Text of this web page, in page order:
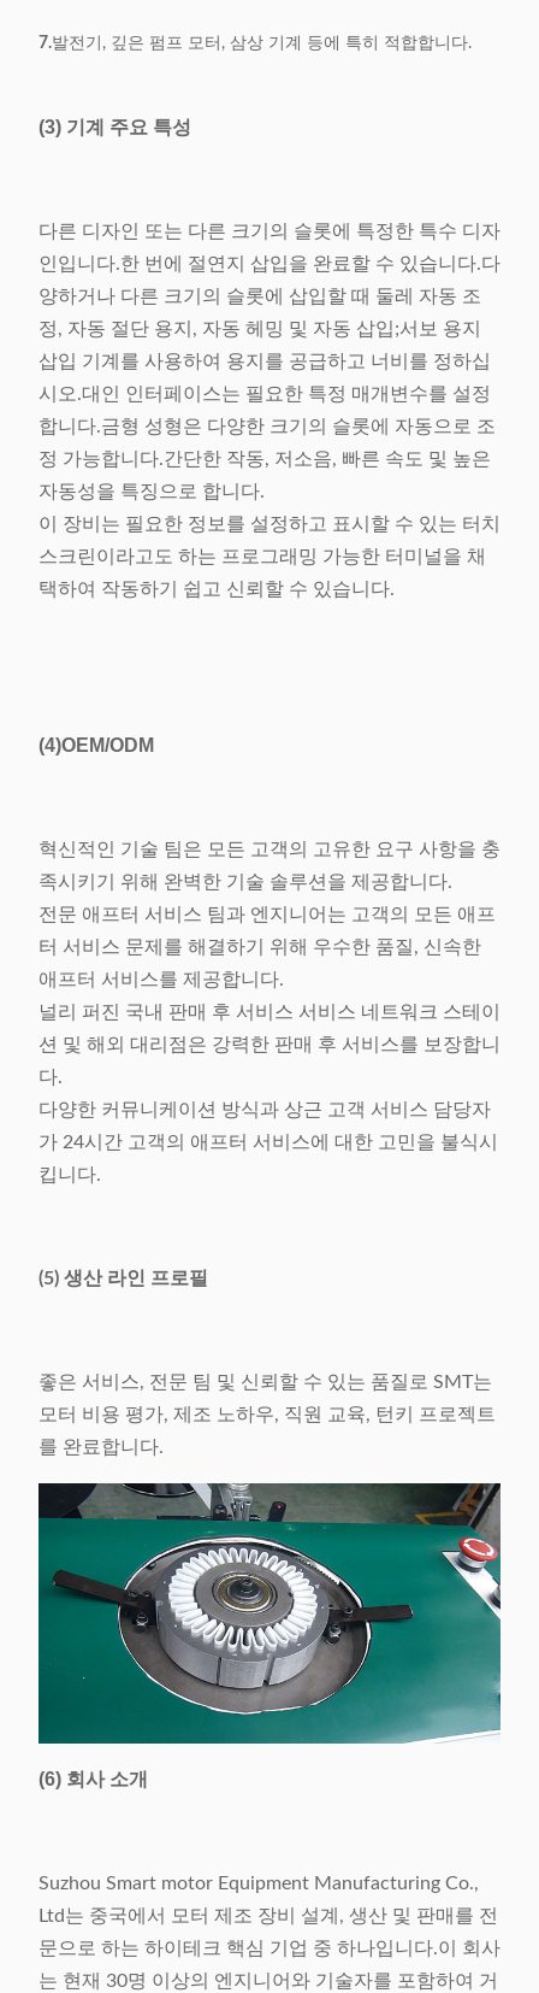
7.발전기, 깊은 펌프 모터, 삼상 기계 등에 특히 적합합니다.
(3) 기계 주요 특성
다른 디자인 또는 다른 크기의 슬롯에 특정한 특수 디자
인입니다.한 번에 절연지 삽입을 완료할 수 있습니다.다
양하거나 다른 크기의 슬롯에 삽입할 때 둘레 자동 조
정, 자동 절단 용지, 자동 헤밍 및 자동 삽입;서보 용지
삽입 기계를 사용하여 용지를 공급하고 너비를 정하십
시오.대인 인터페이스는 필요한 특정 매개변수를 설정
합니다.금형 성형은 다양한 크기의 슬롯에 자동으로 조
정 가능합니다.간단한 작동, 저소음, 빠른 속도 및 높은
자동성을 특징으로 합니다.
이 장비는 필요한 정보를 설정하고 표시할 수 있는 터치
스크린이라고도 하는 프로그래밍 가능한 터미널을 채
택하여 작동하기 쉽고 신뢰할 수 있습니다.
(4)OEM/ODM
혁신적인 기술 팀은 모든 고객의 고유한 요구 사항을 충
족시키기 위해 완벽한 기술 솔루션을 제공합니다.
전문 애프터 서비스 팀과 엔지니어는 고객의 모든 애프
터 서비스 문제를 해결하기 위해 우수한 품질, 신속한
애프터 서비스를 제공합니다.
널리 퍼진 국내 판매 후 서비스 서비스 네트워크 스테이
션 및 해외 대리점은 강력한 판매 후 서비스를 보장합니
다.
다양한 커뮤니케이션 방식과 상근 고객 서비스 담당자
가 24시간 고객의 애프터 서비스에 대한 고민을 불식시
킵니다.
(5) 생산 라인 프로필
좋은 서비스, 전문 팀 및 신뢰할 수 있는 품질로 SMT는
모터 비용 평가, 제조 노하우, 직원 교육, 턴키 프로젝트
를 완료합니다.
(6) 회사 소개
Suzhou Smart motor Equipment Manufacturing Co.,
Ltd는 중국에서 모터 제조 장비 설계, 생산 및 판매를 전
문으로 하는 하이테크 핵심 기업 중 하나입니다.이 회사
는 현재 30명 이상의 엔지니어와 기술자를 포함하여 거